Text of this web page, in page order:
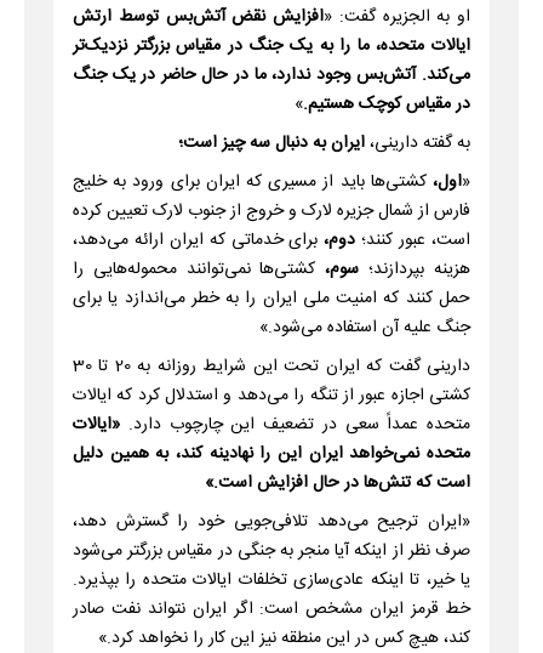
او به الجزیره گفت: «افزایش نقض آتش‌بس توسط ارتش
ایالات متحده، ما را به یک جنگ در مقیاس بزرگتر نزدیک‌تر
می‌کند. آتش‌بس وجود ندارد، ما در حال حاضر در یک جنگ
در مقیاس کوچک هستیم.»
به گفته دارینی،ایران به دنبال سه چیز است؛
«اول، کشتی‌ها باید از مسیری که ایران برای ورود به خلیج
فارس از شمال جزیره لارک و خروج از جنوب لارک تعیین کرده
است، عبور کنند؛ دوم،برای خدماتی که ایران ارائه می‌دهد،
هزینه بپردازند؛ سوم،کشتی‌ها نمی‌توانند محموله‌هایی را
حمل کنند که امنیت ملی ایران را به خطر می‌اندازد یا برای
جنگ علیه آن استفاده می‌شود.»
دارینی گفت که ایران تحت این شرایط روزانه به 20 تا 30
کشتی اجازه عبور از تنگه را می‌دهد و استدلال کرد که ایالات
متحده عمداً سعی در تضعیف این چارچوب دارد. «ایالات
متحده نمی‌خواهد ایران این را نهادینه کند، به همین دلیل
است که تنش‌ها در حال افزایش است.»
«ایران ترجیح می‌دهد تلافی‌جویی خود را گسترش دهد،
صرف نظر از اینکه آیا منجر به جنگی در مقیاس بزرگتر می‌شود
یا خیر، تا اینکه عادی‌سازی تخلفات ایالات متحده را بپذیرد.
خط قرمز ایران مشخص است: اگر ایران نتواند نفت صادر
کند، هیچ کس در این منطقه نیز این کار را نخواهد کرد.»